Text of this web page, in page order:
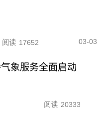
阅读 17652 03-03
象服务全面启动
阅读 20333